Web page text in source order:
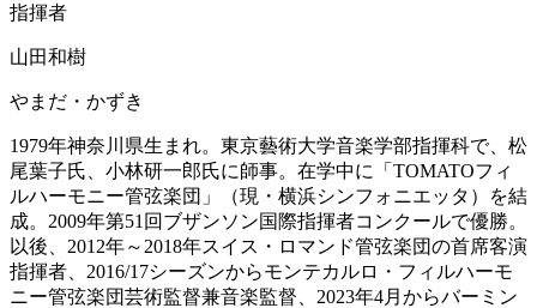
指揮者
山田和樹
やまだ・かずき
1979年神奈川県生まれ。東京藝術大学音楽学部指揮科で、松
尾葉子氏、小林研一郎氏に師事。在学中に「TOMATOフィ
ルハーモニー管弦楽団」（現・横浜シンフォニエッタ）を結
成。2009年第51回ブザンソン国際指揮者コンクールで優勝。
以後、2012年～2018年スイス・ロマンド管弦楽団の首席客演
指揮者、2016/17シーズンからモンテカルロ・フィルハーモ
ニー管弦楽団芸術監督兼音楽監督、2023年4月からバーミン